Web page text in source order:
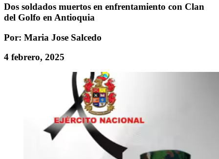
Dos soldados muertos en enfrentamiento con Clan
del Golfo en Antioquia
Por: Maria Jose Salcedo
4 febrero, 2025